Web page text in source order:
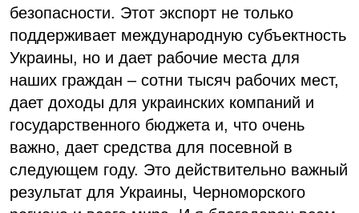
безопасности. Этот экспорт не только
поддерживает международную субъектность
Украины, но и дает рабочие места для
наших граждан – сотни тысяч рабочих мест,
дает доходы для украинских компаний и
государственного бюджета и, что очень
важно, дает средства для посевной в
следующем году. Это действительно важный
результат для Украины, Черноморского